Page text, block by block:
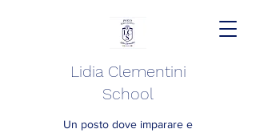
Lidia Clementini
School
Un posto dove imparare e